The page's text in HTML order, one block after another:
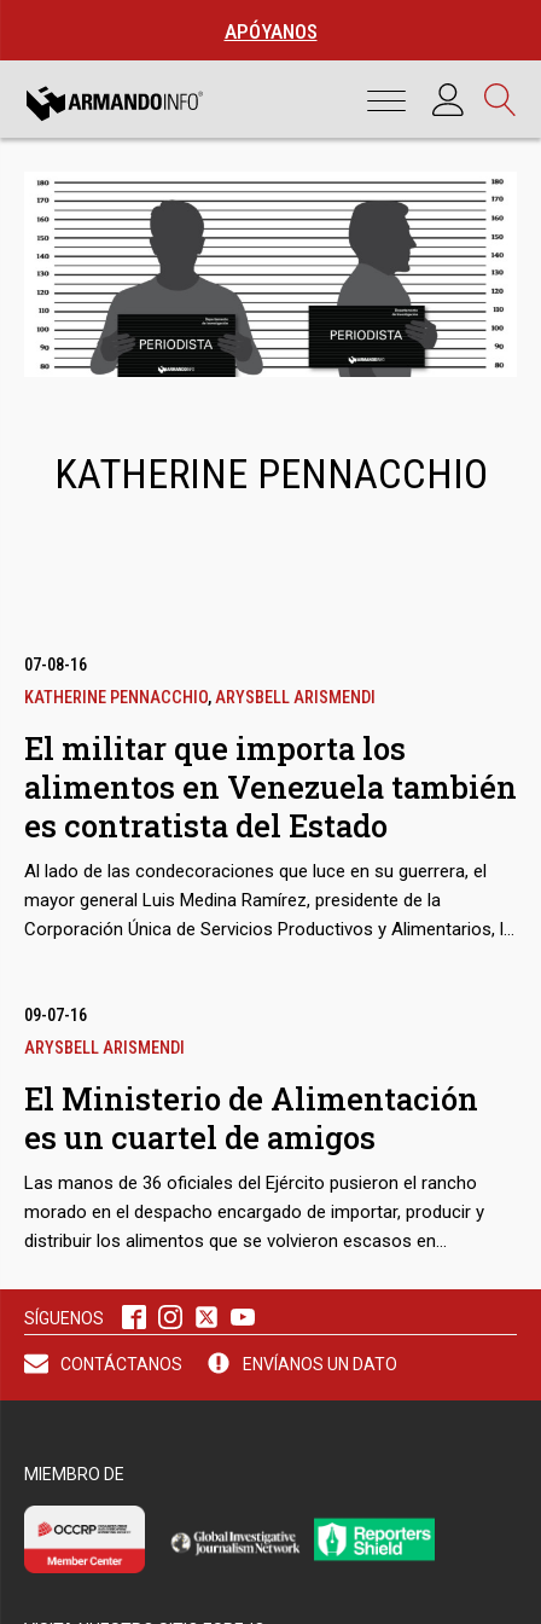
APÓYANOS
KATHERINE PENNACCHIO
07-08-16
KATHERINE PENNACCHIO,ARYSBELL ARISMENDI
El militar que importa los
alimentos en Venezuela también
es contratista del Estado
Al lado de las condecoraciones que luce en su guerrera, el
mayor general Luis Medina Ramírez, presidente de la
Corporación Única de Servicios Productivos y Alimentarios, la
desabastecimiento que han lastrado a su gobierno, también
puede presumir de haber tenido una pequeña distribuidora de
de fungir como contralor de una cooperativa inscrita en el
Registro Nacional de Contratistas, que está autorizada para
comprar y vender productos perecederos y no perecederos.
Sus negocios con Mercal, la principal red estatal de
distribución de alimentos del país, eran desconocidos hasta
ahora
09-07-16
ARYSBELL ARISMENDI
El Ministerio de Alimentación
es un cuartel de amigos
Las manos de 36 oficiales del Ejército pusieron el rancho
morado en el despacho encargado de importar, producir y
distribuir los alimentos que se volvieron escasos en
Nicolás Maduro. Sus cargos se asignaron como parte de un
continuo enroque entre tres promociones castrenses.
SÍGUENOS
CONTÁCTANOS ENVÍANOS UN DATO
MIEMBRO DE